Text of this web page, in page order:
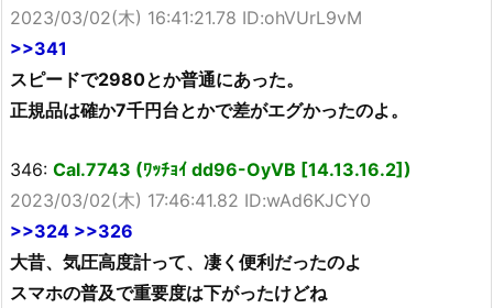
2023/03/02(木) 16:41:21.78 ID:ohVUrL9vM
>>341
スピードで2980とか普通にあった。
正規品は確か7千円台とかで差がエグかったのよ。
346: Cal.7743 (ﾜｯﾁｮｲ dd96-OyVB [14.13.16.2])
2023/03/02(木) 17:46:41.82 ID:wAd6KJCY0
>>324 >>326
大昔、気圧高度計って、凄く便利だったのよ
スマホの普及で重要度は下がったけどね